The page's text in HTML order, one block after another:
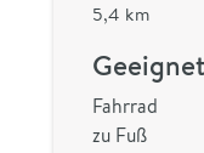
5,4 km
Fahrrad
zu Fuß